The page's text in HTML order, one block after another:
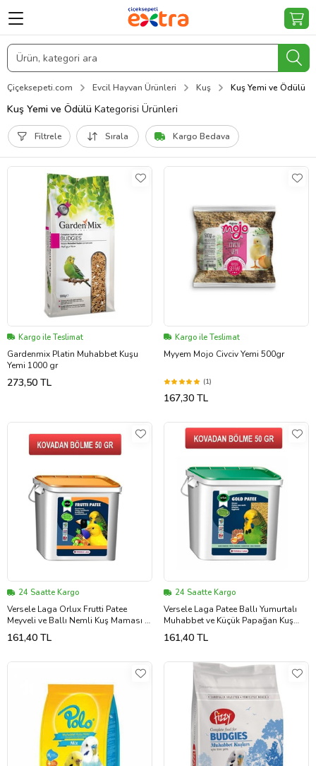
Çiçeksepeti.com Evcil Hayvan Ürünleri Kuş Kuş Yemi ve Ödülü
Kuş Yemi ve Ödülü Kategorisi Ürünleri
Filtrele Sırala Kargo Bedava
Kargo ile Teslimat
Gardenmix Platin Muhabbet Kuşu
Yemi 1000 gr
273,50 TL
Kargo ile Teslimat
Myyem Mojo Civciv Yemi 500gr
(1)
167,30 TL
24 Saatte Kargo
Versele Laga Orlux Frutti Patee
Meyveli ve Ballı Nemli Kuş Maması (
Kovadan Bölme ) 50 GR
161,40 TL
24 Saatte Kargo
Versele Laga Patee Ballı Yumurtalı
Muhabbet ve Küçük Papağan Kuş
Maması ( Kovadan Bölme ) 50 GR
161,40 TL